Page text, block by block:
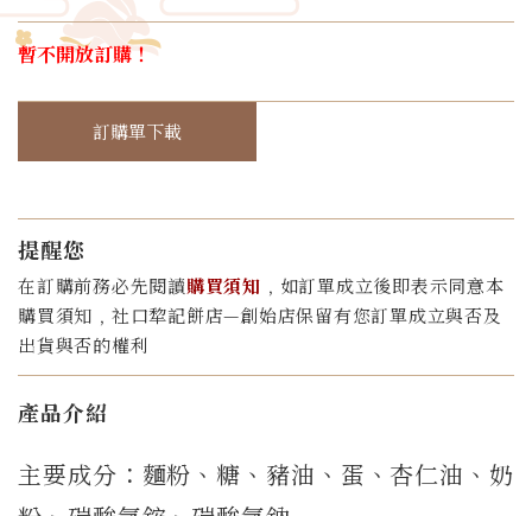
暫不開放訂購！
訂購單下載
提醒您
在訂購前務必先閱讀購買須知 ﹐如訂單成立後即表示同意本
購買須知﹐社口犂記餅店—創始店保留有您訂單成立與否及
出貨與否的權利
產品介紹
主要成分：麵粉、糖、豬油、蛋、杏仁油、奶